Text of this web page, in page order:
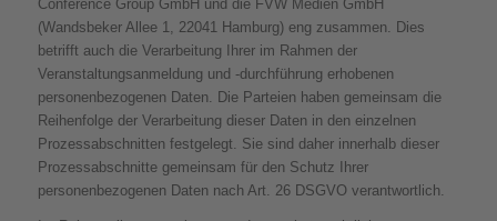
Conference Group GmbH und die FVW Medien GmbH
(Wandsbeker Allee 1, 22041 Hamburg) eng zusammen. Dies
betrifft auch die Verarbeitung Ihrer im Rahmen der
Veranstaltungsanmeldung und -durchführung erhobenen
personenbezogenen Daten. Die Parteien haben gemeinsam die
Reihenfolge der Verarbeitung dieser Daten in den einzelnen
Prozessabschnitten festgelegt. Sie sind daher innerhalb dieser
Prozessabschnitte gemeinsam für den Schutz Ihrer
personenbezogenen Daten nach Art. 26 DSGVO verantwortlich.